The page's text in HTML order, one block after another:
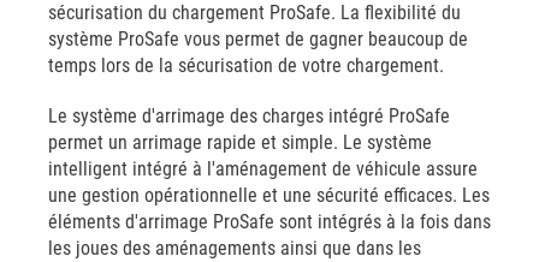
sécurisation du chargement ProSafe. La flexibilité du
système ProSafe vous permet de gagner beaucoup de
temps lors de la sécurisation de votre chargement.
Le système d'arrimage des charges intégré ProSafe
permet un arrimage rapide et simple. Le système
intelligent intégré à l'aménagement de véhicule assure
une gestion opérationnelle et une sécurité efficaces. Les
éléments d'arrimage ProSafe sont intégrés à la fois dans
les joues des aménagements ainsi que dans les